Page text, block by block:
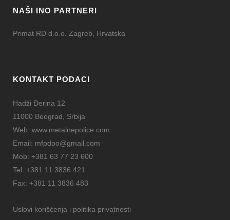
NAŠI INO PARTNERI
Primat RD d.o.o. Zagreb, Hrvatska
KONTAKT PODACI
Hadži Đerina 12
11000 Beograd, Srbija
Web: www.metalnepolice.com
Email: mfpdoo@gmail.com
Mob: +381 63 77 23 600
Tel: +381 11 3836 421
Fax: +381 11 3836 483
Uslovi korišćenja i politika privatnosti